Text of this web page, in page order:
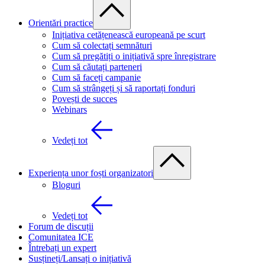
Orientări practice
Inițiativa cetățenească europeană pe scurt
Cum să colectați semnături
Cum să pregătiți o inițiativă spre înregistrare
Cum să căutați parteneri
Cum să faceți campanie
Cum să strângeți și să raportați fonduri
Povești de succes
Webinars
Vedeți tot
Experiența unor foști organizatori
Bloguri
Vedeți tot
Forum de discuții
Comunitatea ICE
Întrebați un expert
Susțineți/Lansați o inițiativă